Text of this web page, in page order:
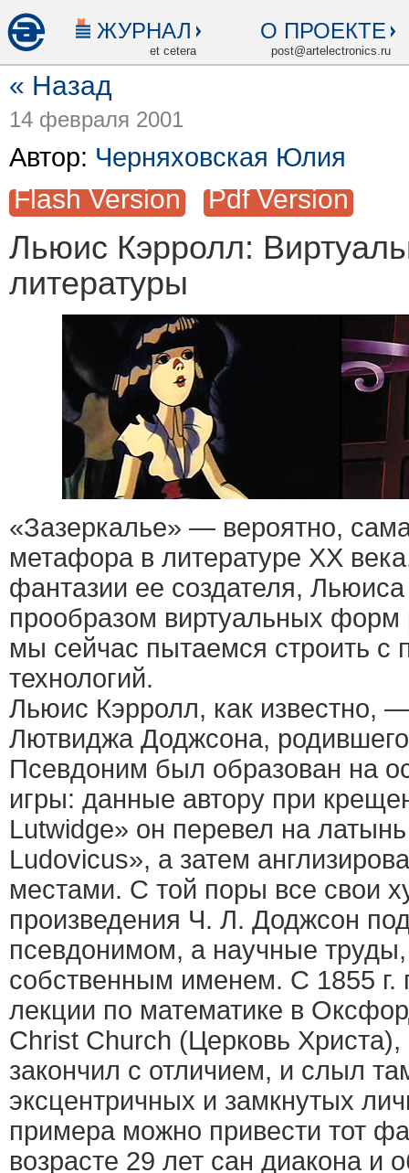
ЖУРНАЛ
et cetera
О ПРОЕКТЕ
post@artelectronics.ru
« Назад
14 февраля 2001
Автор: Черняховская Юлия
Flash Version Pdf Version
Льюис Кэрролл:
литературы
«Зазеркалье» — вероятно,
метафора в литературе ХХ
фантазии ее создателя,
прообразом виртуальных форм
мы сейчас пытаемся строить
технологий.
Льюис Кэрролл, как известно,
Лютвиджа Доджсона,
Псевдоним был образован на
игры: данные автору при
Lutwidge» он перевел на
Ludovicus», а затем
местами. С той поры все свои
произведения Ч. Л. Доджсон
псевдонимом, а научные
собственным именем. С 1855 г.
лекции по математике в
Christ Church (Церковь
закончил с отличием, и слыл
эксцентричных и замкнутых
примера можно привести тот
возрасте 29 лет сан диакона и